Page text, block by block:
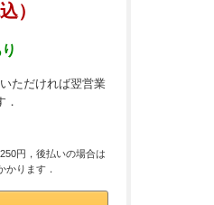
）
ただければ翌営業
．
円，後払いの場合は
かります．